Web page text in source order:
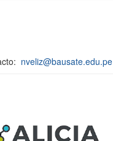
nveliz@bausate.edu.pe